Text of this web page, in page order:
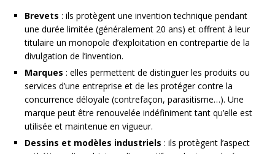
Brevets : ils protègent une invention technique pendant
une durée limitée (généralement 20 ans) et offrent à leur
titulaire un monopole d’exploitation en contrepartie de la
divulgation de l’invention.
Marques : elles permettent de distinguer les produits ou
services d’une entreprise et de les protéger contre la
concurrence déloyale (contrefaçon, parasitisme…). Une
marque peut être renouvelée indéfiniment tant qu’elle est
utilisée et maintenue en vigueur.
Dessins et modèles industriels : ils protègent l’aspect